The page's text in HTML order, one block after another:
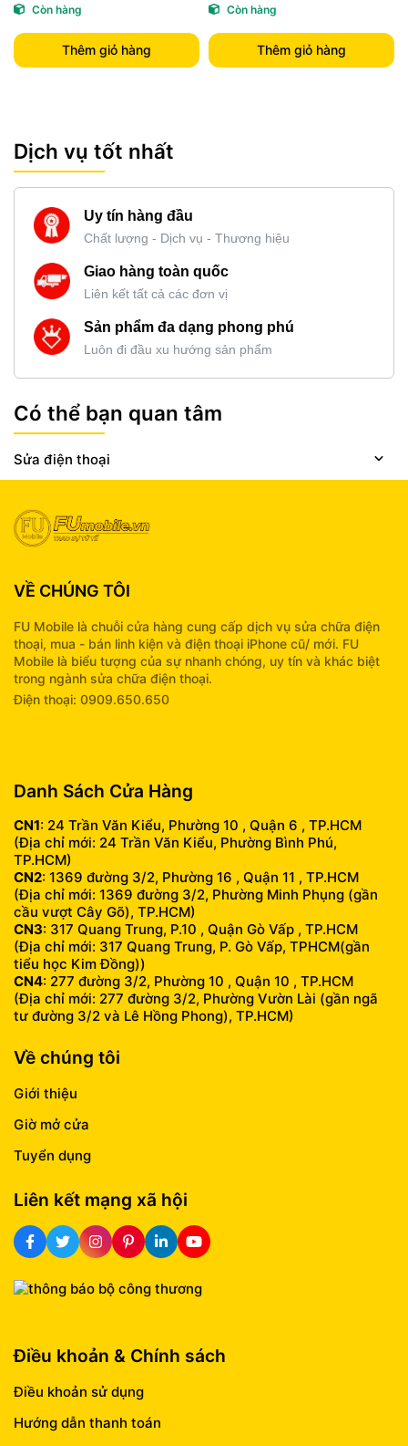
Còn hàng
Thêm giỏ hàng
Còn hàng
Thêm giỏ hàng
Dịch vụ tốt nhất
Uy tín hàng đầu
Chất lượng - Dịch vụ - Thương hiệu
Giao hàng toàn quốc
Liên kết tất cả các đơn vị
Sản phẩm đa dạng phong phú
Luôn đi đầu xu hướng sản phẩm
Có thể bạn quan tâm
Sửa điện thoại
VỀ CHÚNG TÔI
FU Mobile là chuỗi cửa hàng cung cấp dịch vụ sửa chữa điện
thoại, mua - bán linh kiện và điện thoại iPhone cũ/ mới. FU
Mobile là biểu tượng của sự nhanh chóng, uy tín và khác biệt
trong ngành sửa chữa điện thoại.
Điện thoại: 0909.650.650
Danh Sách Cửa Hàng
CN1: 24 Trần Văn Kiểu, Phường 10 , Quận 6 , TP.HCM
(Địa chỉ mới: 24 Trần Văn Kiểu, Phường Bình Phú,
TP.HCM)
CN2: 1369 đường 3/2, Phường 16 , Quận 11 , TP.HCM
(Địa chỉ mới: 1369 đường 3/2, Phường Minh Phụng (gần
cầu vượt Cây Gõ), TP.HCM)
CN3: 317 Quang Trung, P.10 , Quận Gò Vấp , TP.HCM
(Địa chỉ mới: 317 Quang Trung, P. Gò Vấp, TPHCM(gần
tiểu học Kim Đồng))
CN4: 277 đường 3/2, Phường 10 , Quận 10 , TP.HCM
(Địa chỉ mới: 277 đường 3/2, Phường Vườn Lài (gần ngã
tư đường 3/2 và Lê Hồng Phong), TP.HCM)
Về chúng tôi
Giới thiệu
Giờ mở cửa
Tuyển dụng
Liên kết mạng xã hội
Điều khoản & Chính sách
Điều khoản sử dụng
Hướng dẫn thanh toán